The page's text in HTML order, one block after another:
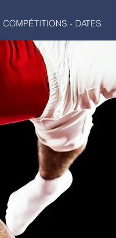
COMPÉTITIONS - DATES